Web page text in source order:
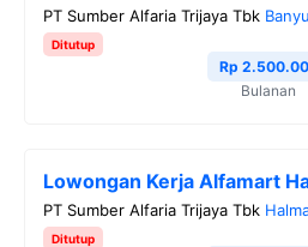
PT Sumber Alfaria Trijaya Tbk
Ditutup
Rp
Bulanan
Lowongan Kerja Alfamart
PT Sumber Alfaria Trijaya Tbk
Ditutup